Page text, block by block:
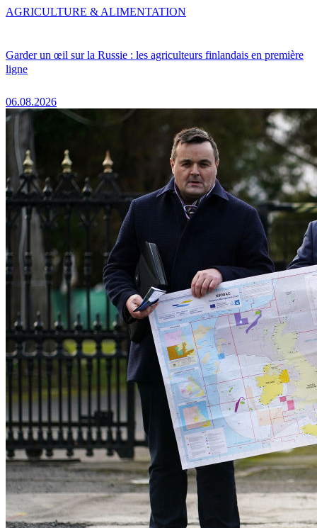
Garder un œil sur la Russie : les agriculteurs finlandais en première
ligne
06.08.2026
AGRICULTURE & ALIMENTATION